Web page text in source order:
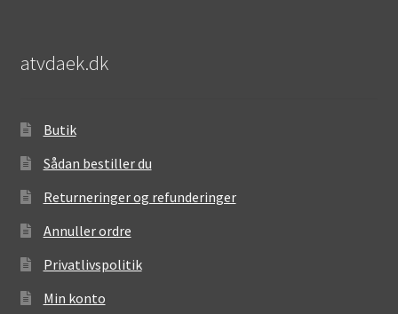
atvdaek.dk
Butik
Sådan bestiller du
Returneringer og refunderinger
Annuller ordre
Privatlivspolitik
Min konto